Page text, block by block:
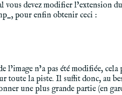
vous devez modifier l’extension
pour enfin obtenir ceci :
l’image n’a pas été modifiée,
toute la piste. Il suffit donc, au
une plus grande partie (en